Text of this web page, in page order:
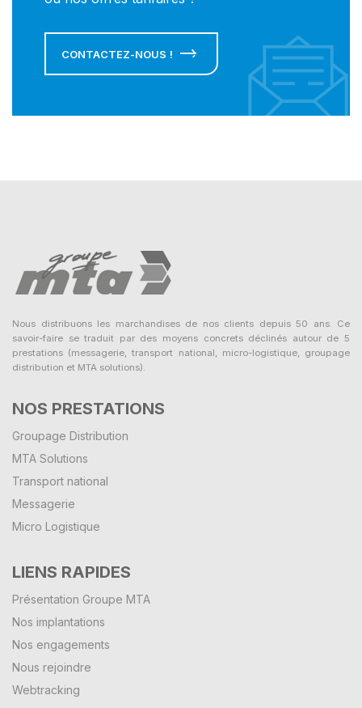
CONTACTEZ-NOUS !
Nous distribuons les marchandises de nos clients depuis 50 ans. Ce
savoir-faire se traduit par des moyens concrets déclinés autour de 5
prestations (messagerie, transport national, micro-logistique, groupage
distribution et MTA solutions).
NOS PRESTATIONS
Groupage Distribution
MTA Solutions
Transport national
Messagerie
Micro Logistique
LIENS RAPIDES
Présentation Groupe MTA
Nos implantations
Nos engagements
Nous rejoindre
Webtracking